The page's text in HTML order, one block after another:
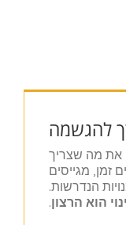
להגשמה
את מה שצריך
זמן, מגייסים
הנדרשות.
הוא הרצון.